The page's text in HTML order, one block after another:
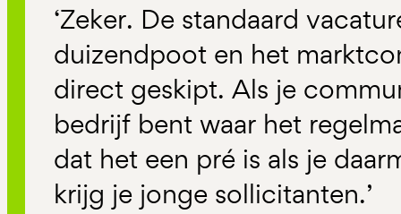
‘Zeker. De standaard
duizendpoot en het
direct geskipt. Als je
bedrijf bent waar het
dat het een pré is als je
krijg je jonge sollicitanten.’